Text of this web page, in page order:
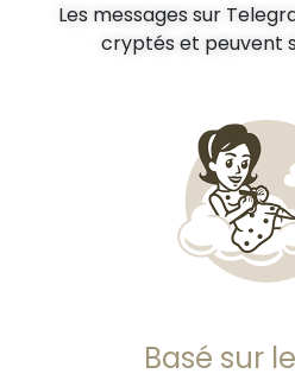
Les messages sur
cryptés et peuvent
Basé sur